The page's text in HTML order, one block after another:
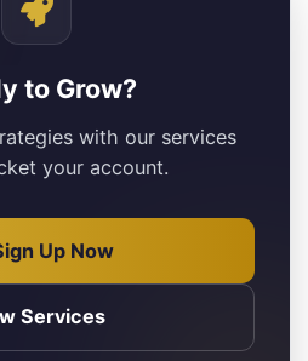
to Grow?
with our services
your account.
Up Now
Services